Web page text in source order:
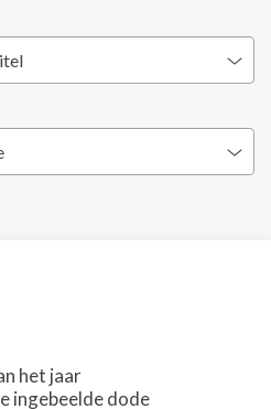
het jaar
ingebeelde dode